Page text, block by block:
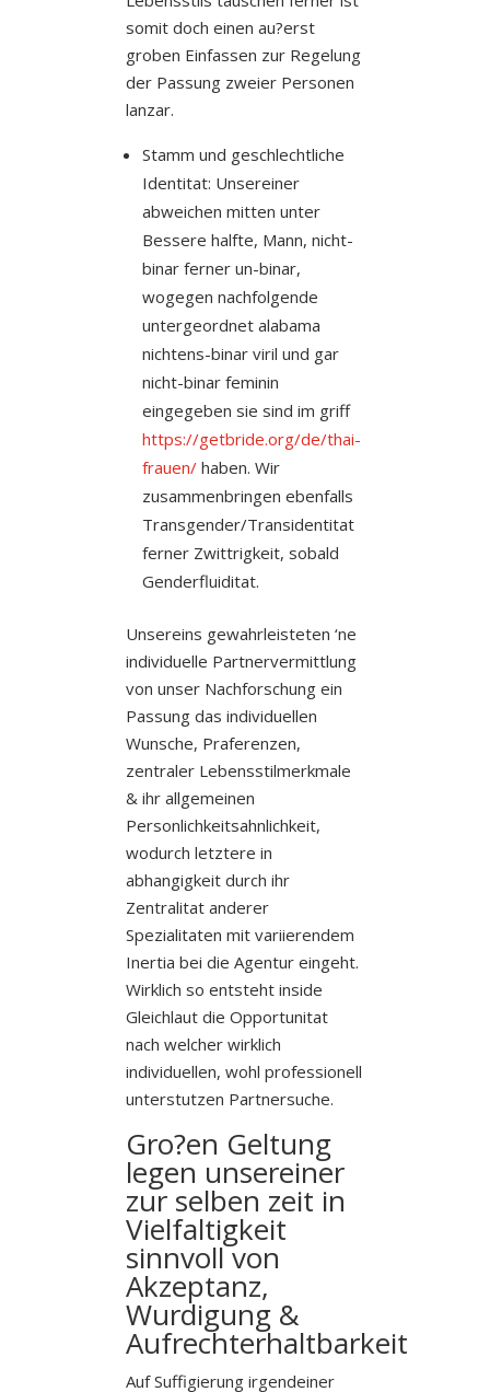
somit doch einen au?erst
groben Einfassen zur Regelung
der Passung zweier Personen
lanzar.
Stamm und geschlechtliche
Identitat: Unsereiner
abweichen mitten unter
Bessere halfte, Mann, nicht-
binar ferner un-binar,
wogegen nachfolgende
untergeordnet alabama
nichtens-binar viril und gar
nicht-binar feminin
eingegeben sie sind im griff
https://getbride.org/de/thai-
frauen/haben. Wir
zusammenbringen ebenfalls
Transgender/Transidentitat
ferner Zwittrigkeit, sobald
Genderfluiditat.
Unsereins gewahrleisteten ‘ne
individuelle Partnervermittlung
von unser Nachforschung ein
Passung das individuellen
Wunsche, Praferenzen,
zentraler Lebensstilmerkmale
& ihr allgemeinen
Personlichkeitsahnlichkeit,
wodurch letztere in
abhangigkeit durch ihr
Zentralitat anderer
Spezialitaten mit variierendem
Inertia bei die Agentur eingeht.
Wirklich so entsteht inside
Gleichlaut die Opportunitat
nach welcher wirklich
individuellen, wohl professionell
unterstutzen Partnersuche.
Gro?en Geltung
legen unsereiner
zur selben zeit in
Vielfaltigkeit
sinnvoll von
Akzeptanz,
Wurdigung &
Aufrechterhaltbarkeit
Auf Suffigierung irgendeiner